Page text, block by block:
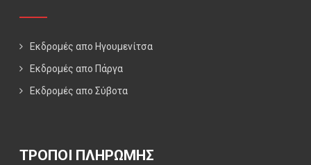
Εκδρομές απο Ηγουμενίτσα
Εκδρομές απο Πάργα
Εκδρομές απο Σύβοτα
ΤΡΟΠΟΙ ΠΛΗΡΩΜΗΣ